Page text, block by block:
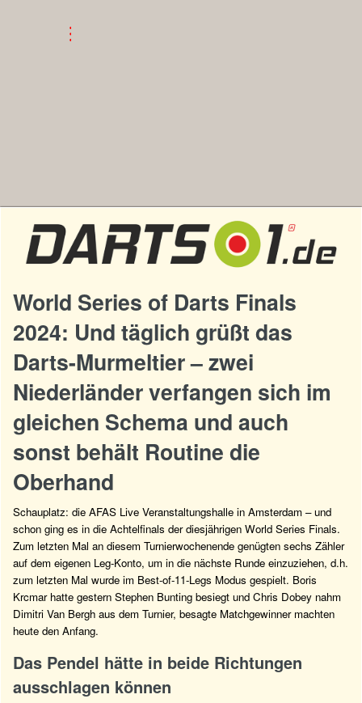
World Series of Darts Finals
2024: Und täglich grüßt das
Darts-Murmeltier – zwei
Niederländer verfangen sich im
gleichen Schema und auch
sonst behält Routine die
Oberhand
Schauplatz: die AFAS Live Veranstaltungshalle in Amsterdam – und
schon ging es in die Achtelfinals der diesjährigen World Series Finals.
Zum letzten Mal an diesem Turnierwochenende genügten sechs Zähler
auf dem eigenen Leg-Konto, um in die nächste Runde einzuziehen, d.h.
zum letzten Mal wurde im Best-of-11-Legs Modus gespielt. Boris
Krcmar hatte gestern Stephen Bunting besiegt und Chris Dobey nahm
Dimitri Van Bergh aus dem Turnier, besagte Matchgewinner machten
heute den Anfang.
Das Pendel hätte in beide Richtungen
ausschlagen können